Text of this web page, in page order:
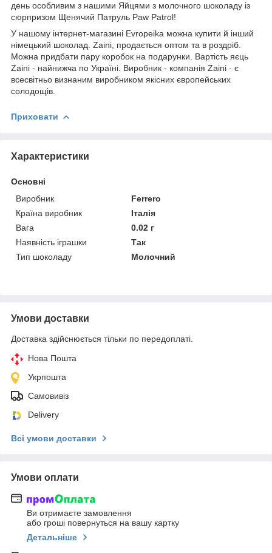
день особливим з нашими Яйцями з молочного шоколаду із
сюрпризом Щенячий Патруль Paw Patrol!
У нашому інтернет-магазині Evropeika можна купити й інший
німецький шоколад. Zaini, продається оптом та в роздріб.
Можна придбати пару коробок на подарунки. Вартість яєць
Zaini - найнижча по Україні. Виробник - компанія Zaini - є
всесвітньо визнаним виробником якісних європейських
солодощів.
Приховати
Характеристики
Основні
Виробник
Ferrero
Країна виробник
Італія
Вага
0.02 г
Наявність іграшки
Так
Тип шоколаду
Молочний
Умови доставки
Доставка здійснюється тільки по передоплаті.
Нова Пошта
Укрпошта
Самовивіз
Delivery
Всі умови доставки
Умови оплати
Ви отримаєте замовлення
або гроші повернуться на вашу картку
Детальніше